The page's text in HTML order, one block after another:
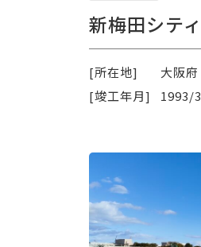
新梅田シティ
[所在地]
大阪府
[竣工年月]
1993/3